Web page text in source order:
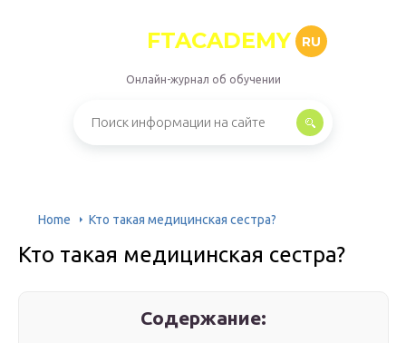
FTACADEMY RU
Онлайн-журнал об обучении
Home Кто такая медицинская сестра?
Кто такая медицинская сестра?
Содержание: